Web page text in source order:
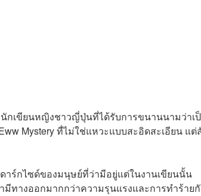
กเขียนหญิงชาวญี่ปุ่นที่ได้รับการขนานนามว่าเ
Mystery ทื่ไม่ใช่แหวะแบบสะอิดสะเอียน แต่
าร์กไซด์ของมนุษย์ที่ว่ามีอยู่แต่ในงานเขียนนั้น
มีทางออกมากกว่าความรุนแรงและการทำร้าย